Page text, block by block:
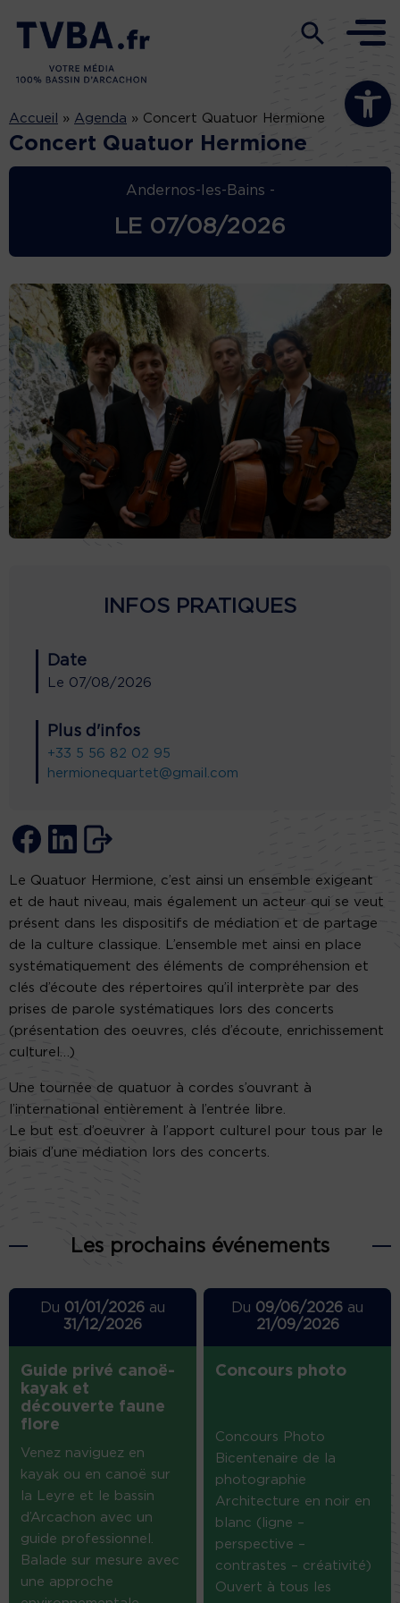
Ouvrir la
Accueil » Agenda » Concert Quatuor Hermione
Concert Quatuor Hermione
Andernos-les-Bains -
LE 07/08/2026
INFOS PRATIQUES
Date
Le 07/08/2026
Plus d'infos
+33 5 56 82 02 95
hermionequartet@gmail.com
Le Quatuor Hermione, c’est ainsi un ensemble exigeant
et de haut niveau, mais également un acteur qui se veut
présent dans les dispositifs de médiation et de partage
de la culture classique. L’ensemble met ainsi en place
systématiquement des éléments de compréhension et
clés d’écoute des répertoires qu’il interprète par des
prises de parole systématiques lors des concerts
(présentation des oeuvres, clés d’écoute, enrichissement
culturel…)
Une tournée de quatuor à cordes s’ouvrant à
l’international entièrement à l’entrée libre.
Le but est d’oeuvrer à l’apport culturel pour tous par le
biais d’une médiation lors des concerts.
Les prochains événements
Du 01/01/2026au
31/12/2026
Guide privé canoë-
kayak et
découverte faune
flore
Venez naviguez en
kayak ou en canoë sur
la Leyre et le bassin
d’Arcachon avec un
guide professionnel.
Balade sur mesure avec
une approche
Du 09/06/2026 au
21/09/2026
Concours photo
Concours Photo
Bicentenaire de la
photographie
Architecture en noir en
blanc (ligne –
perspective –
contrastes – créativité)
Ouvert à tous les